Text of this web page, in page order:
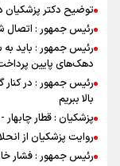
توضیح دکتر پزشکیان
رئیس جمهور : اتصال
رئیس جمهور : باید به
دهک‌های پایین
رئیس جمهور : در
بالا ببریم
پزشکیان : قطار
روایت پزشکیان از
رئیس جمهور : فشار